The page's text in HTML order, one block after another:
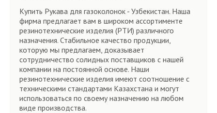
Купить Рукава для газоколонок - Узбекистан. Наша
фирма предлагает вам в широком ассортименте
резинотехнические изделия (РТИ) различного
назначения. Стабильное качество продукции,
которую мы предлагаем, доказывает
сотрудничество солидных поставщиков с нашей
компании на постоянной основе. Наши
резинотехнические изделия имеют соотношение с
техническими стандартами Казахстана и могут
использоваться по своему назначению на любом
виде производства.